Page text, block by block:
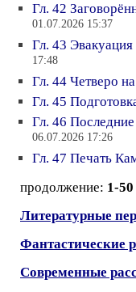
Гл. 42
01.07.2026 15:37
Гл. 43
17:48
Гл. 44 Четверо
Гл. 45
Гл. 46
06.07.2026 17:26
Гл. 47 Печать
продолжение: 1-50
Литературные
Фантастические
Современные